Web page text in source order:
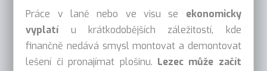
Práce v laně nebo ve visu se ekonomicky
vyplatíu krátkodobějších záležitostí, kde
finančně nedává smysl montovat a demontovat
lešení či pronajímat plošinu. Lezec může začít